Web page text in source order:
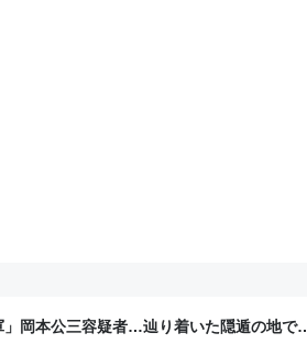
岡本公三容疑者…辿り着いた隠遁の地で